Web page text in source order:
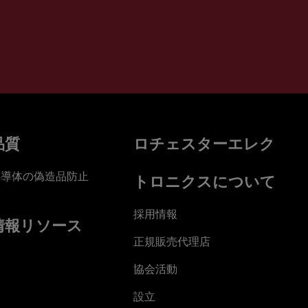
質
体の偽造品防止
報リソース
ロチェスターエレク
トロニクスについて
採用情報
正規販売代理店
協会活動
設立